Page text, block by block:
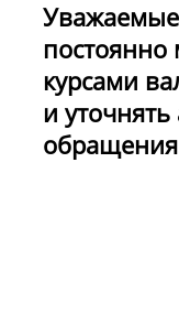
Уважаемые
курсами
и